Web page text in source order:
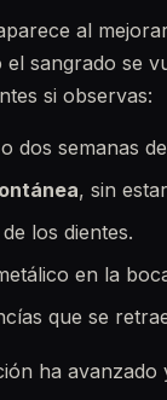
al
sangrado se
si observas:
dos semanas
, sin
los dientes.
en la
que se
ha